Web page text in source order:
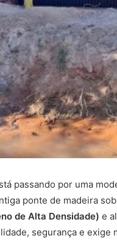
passando por uma
ponte de madeira
de Alta Densidade) e
segurança e exige